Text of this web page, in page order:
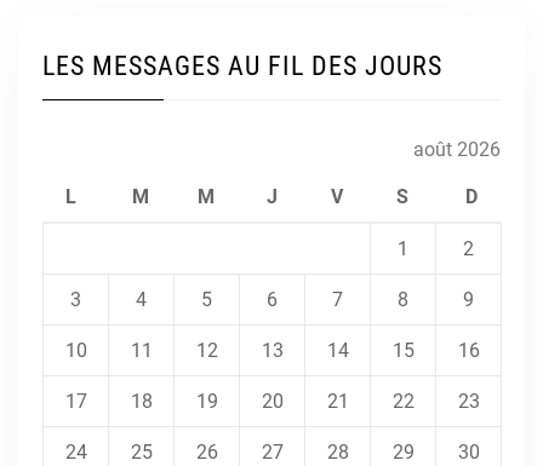
LES MESSAGES AU FIL DES JOURS
août 2026
L M M J V S D
1 2
3 4 5 6 7 8 9
10 11 12 13 14 15 16
17 18 19 20 21 22 23
24 25 26 27 28 29 30